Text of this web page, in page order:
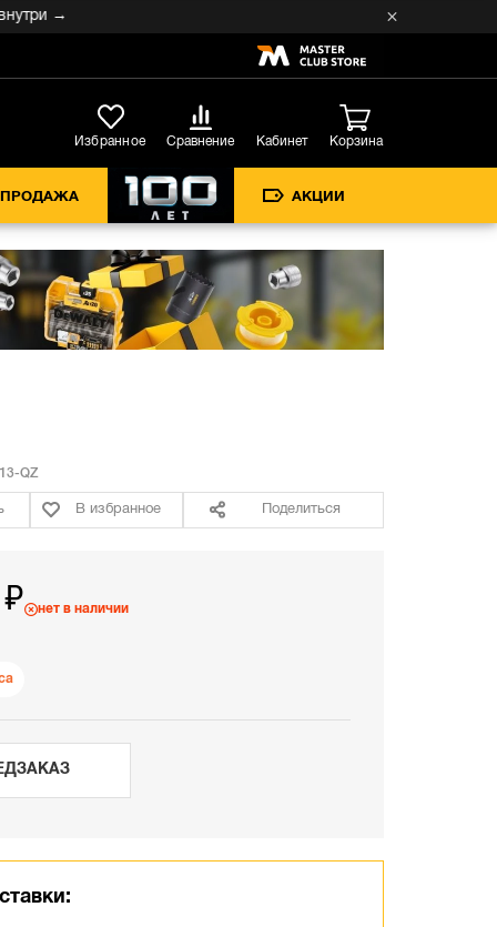
→
Избранное Сравнение Кабинет Корзина
АКЦИИ
QZ
В избранное Поделиться
нет в наличии